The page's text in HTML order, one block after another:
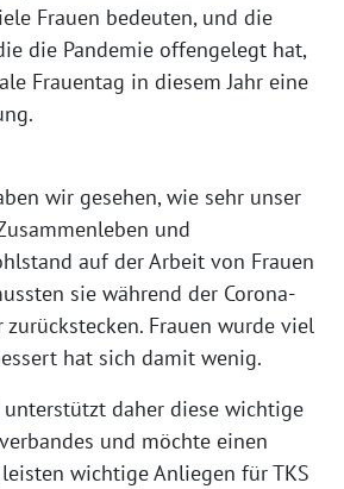
Frauen bedeuten, und die
die Pandemie offengelegt hat,
Frauentag in diesem Jahr eine
wir gesehen, wie sehr unser
und
auf der Arbeit von Frauen
sie während der Corona-
Frauen wurde viel
hat sich damit wenig.
unterstützt daher diese wichtige
und möchte einen
wichtige Anliegen für TKS